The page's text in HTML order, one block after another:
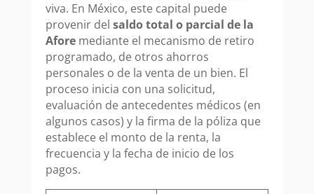
viva. En México, este capital puede
provenir del saldo total o parcial de la
Aforemediante el mecanismo de retiro
programado, de otros ahorros
personales o de la venta de un bien. El
proceso inicia con una solicitud,
evaluación de antecedentes médicos (en
algunos casos) y la firma de la póliza que
establece el monto de la renta, la
frecuencia y la fecha de inicio de los
pagos.